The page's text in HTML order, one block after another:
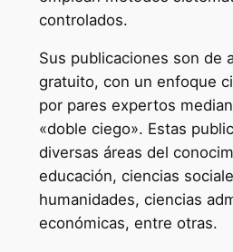
controlados.
Sus publicaciones son de
gratuito, con un enfoque
por pares expertos
«doble ciego». Estas
diversas áreas del
educación, ciencias
humanidades, ciencias
económicas, entre otras.